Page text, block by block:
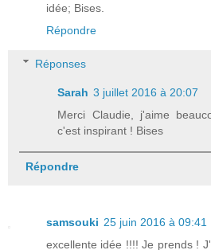
idée; Bises.
Répondre
Réponses
Sarah 3 juillet 2016 à 20:07
Merci Claudie, j'aime
c'est inspirant ! Bises
Répondre
samsouki 25 juin 2016 à 09:41
excellente idée !!!! Je prends !